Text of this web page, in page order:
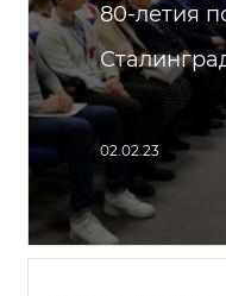
80-летия
02.02.23